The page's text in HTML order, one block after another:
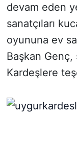
devam eden
sanatçıları
oyununa ev
Başkan
Kardeşlere